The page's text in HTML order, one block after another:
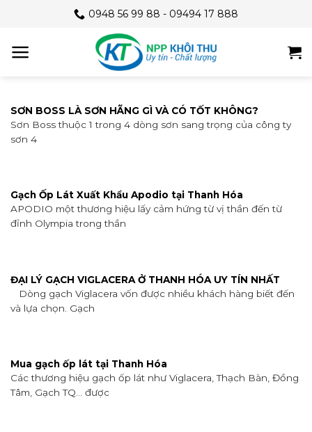
content
0948 56 99 88 - 09494 17 888
SƠN BOSS LÀ SƠN HÃNG GÌ VÀ CÓ TỐT KHÔNG?
Sơn Boss thuộc 1 trong 4 dòng sơn sang trọng của công ty
sơn 4
Gạch Ốp Lát Xuất Khẩu Apodio tại Thanh Hóa
APODIO một thương hiệu lấy cảm hứng từ vị thần đến từ
đỉnh Olympia trong thần
ĐẠI LÝ GẠCH VIGLACERA Ở THANH HÓA UY TÍN NHẤT
Dòng gạch Viglacera vốn được nhiều khách hàng biết đến
và lựa chọn. Gạch
Mua gạch ốp lát tại Thanh Hóa
Các thương hiệu gạch ốp lát như Viglacera, Thạch Bàn, Đồng
Tâm, Gạch TQ… được